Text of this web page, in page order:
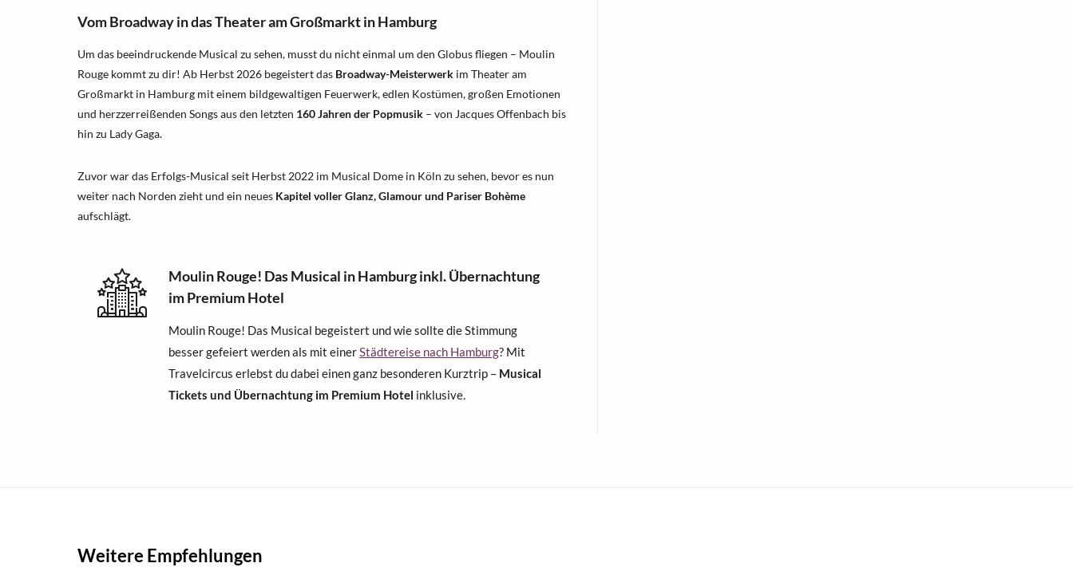
Vom Broadway in das Theater am Großmarkt in Hamburg
Um das beeindruckende Musical zu sehen, musst du nicht einmal um den Globus fliegen – Moulin
Rouge kommt zu dir! Ab Herbst 2026 begeistert das Broadway-Meisterwerk im Theater am
Großmarkt in Hamburg mit einem bildgewaltigen Feuerwerk, edlen Kostümen, großen Emotionen
und herzzerreißenden Songs aus den letzten 160 Jahren der Popmusik – von Jacques Offenbach bis
hin zu Lady Gaga.
Zuvor war das Erfolgs-Musical seit Herbst 2022 im Musical Dome in Köln zu sehen, bevor es nun
weiter nach Norden zieht und ein neues Kapitel voller Glanz, Glamour und Pariser Bohème
aufschlägt.
Moulin Rouge! Das Musical in Hamburg inkl. Übernachtung
im Premium Hotel
Moulin Rouge! Das Musical begeistert und wie sollte die Stimmung
besser gefeiert werden als mit einerStädtereise nach Hamburg? Mit
Travelcircus erlebst du dabei einen ganz besonderen Kurztrip – Musical
Tickets und Übernachtung im Premium Hotel inklusive.
Weitere Empfehlungen